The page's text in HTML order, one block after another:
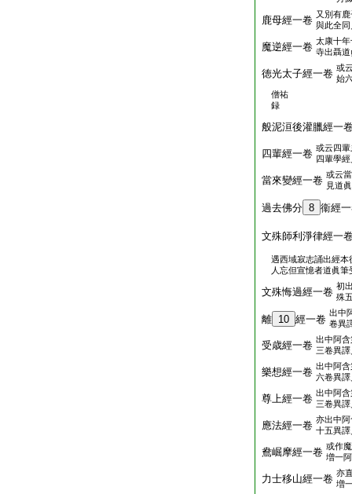
鹿母經一卷 又別有
與此全
魔逆經一卷 太康十
寺出聶
徳光太子經一卷 或
始
僧祐
録
般泥洹後灌臘經一
四輩經一卷 或云四
四輩學
當來變經一卷 或云
見道
過去佛分 8 衞經
文殊師利淨律經一
遇西域寂志誦出經本
人忘但宣憶者道眞
文殊悔過經一卷 初
殊
離 10 經一卷
出中
卷異
受歳經一卷 出中阿
三卷異
樂想經一卷 出中阿
六卷異
尊上經一卷 出中阿
三卷異
應法經一卷 亦出中
十五異
鴦崛摩經一卷 或作
増一
力士移山經一卷 亦
増